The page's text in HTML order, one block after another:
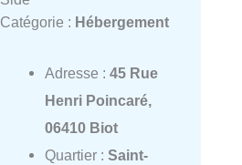
Catégorie : Hébergement
Adresse : 45 Rue
Henri Poincaré,
06410 Biot
Quartier : Saint-